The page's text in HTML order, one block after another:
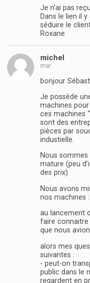
Je n’ai pas
Dans le lien il
séduire le
Roxane
michel
mar
bonjour
Je possède
machines
ces machines
sont des
pièces par
industielle.
Nous
mature (peu
des prix)
Nous avons
nos machines :
au lancement
faire connaitre
que nous
alors mes
suivantes :
- peut-on
public dans le
regardent en